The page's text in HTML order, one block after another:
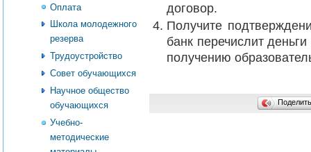
Оплата
Школа молодежного
резерва
Трудоустройство
Совет обучающихся
Научное общество
обучающихся
Учебно-
методические
договор.
Получите
банк перечислит
получению